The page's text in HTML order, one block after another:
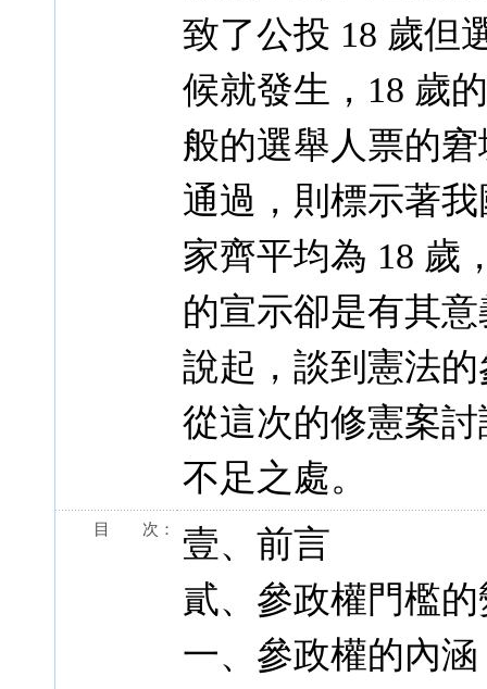
致了公投 18 歲但
候就發生，18 歲
般的選舉人票的
通過，則標示著
家齊平均為 18 歲
的宣示卻是有其
說起，談到憲法
從這次的修憲案
不足之處。
目 次：
壹、前言
貳、參政權門檻
一、參政權的內涵